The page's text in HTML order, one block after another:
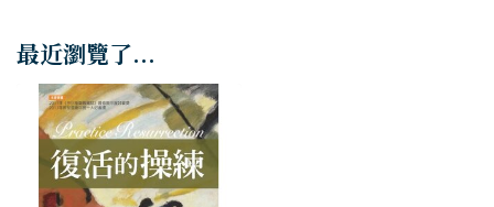
最近瀏覽了...